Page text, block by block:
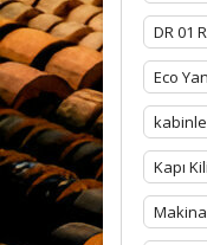
DR 01
Eco
Kapı
Makina